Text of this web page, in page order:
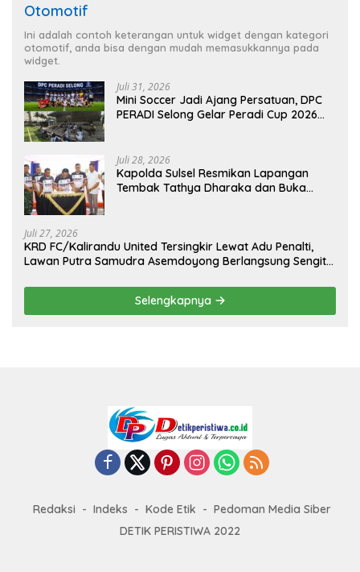
Otomotif
Ini adalah contoh keterangan untuk widget dengan kategori
otomotif, anda bisa dengan mudah memasukkannya pada
widget.
Juli 31, 2026
Mini Soccer Jadi Ajang Persatuan, DPC
PERADI Selong Gelar Peradi Cup 2026
Juli 28, 2026
Kapolda Sulsel Resmikan Lapangan
Tembak Tathya Dharaka dan Buka
Juli 27, 2026
KRD FC/Kalirandu United Tersingkir Lewat Adu Penalti,
Lawan Putra Samudra Asemdoyong Berlangsung Sengit
Selengkapnya
Redaksi Indeks Kode Etik
Pedoman Media Siber
DETIK PERISTIWA 2022